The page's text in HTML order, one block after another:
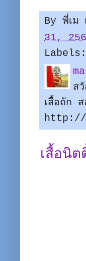
By พี่เม
31,
ส
เสื้อถัก
http://
เสื้อนิ